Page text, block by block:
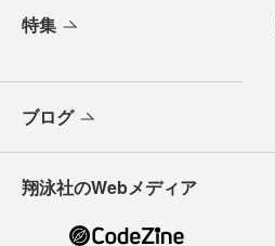
特集
ブログ
翔泳社のWebメディア